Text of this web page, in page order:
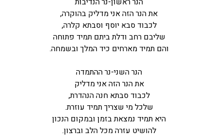
את הנר הזה אני מדליק בהוקרה,
לכבוד סבא יוסף וסבתא קלרה,
שליבם רחב ודלת ביתם תמיד פתוחה
והם תמיד מארחים כיד המלך ובשמחה.
הנר השני-נר ההתמדה
את הנר הזה אני מדליק
לכבוד סבתא חנה הנהדרת,
שלכל מי שצריך תמיד עוזרת.
היא תמיד נמצאת בזמן ובמקום הנכון
להושיט עזרה מכל הלב וברצון.